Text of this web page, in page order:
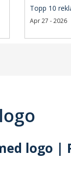
Topp 10
Apr 27 - 2026
logo